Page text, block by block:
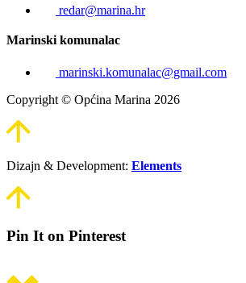
redar@marina.hr
Marinski komunalac
marinski.komunalac@gmail.com
Copyright © Općina Marina 2026
Dizajn & Development: Elements
Pin It on Pinterest